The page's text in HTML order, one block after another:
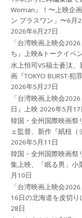
Woman』！〜上映企
ン プラスワン」〜6月
2026年6月27日
「台湾映画上映会
ち』上映&トークイベ
水上恒司VS福士蒼汰
画『TOKYO BURST-犯
2026年5月27日
「台湾映画上映会
日』上映 2026年5月17
韓国・全州国際映画
ェ監督、新作『紙杻（
2026年5月11日
韓国・全州国際映画
集上映、「眠る男」小
月10日
「台湾映画上映会
16日の北海道を皮切
28日